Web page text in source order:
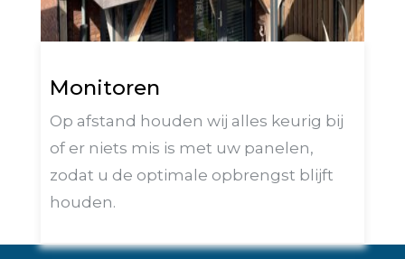
Monitoren
Op afstand houden wij alles keurig bij
of er niets mis is met uw panelen,
zodat u de optimale opbrengst blijft
houden.